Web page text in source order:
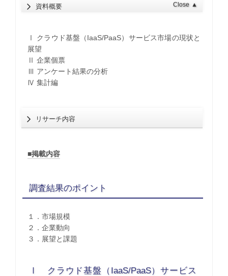
資料概要 Close ▲
Ⅰ クラウド基盤（IaaS/PaaS）サービス市場の現状と
展望
Ⅱ 企業個票
Ⅲ アンケート結果の分析
Ⅳ 集計編
リサーチ内容
■掲載内容
調査結果のポイント
１．市場規模
２．企業動向
３．展望と課題
Ⅰ クラウド基盤（IaaS/PaaS）サービス